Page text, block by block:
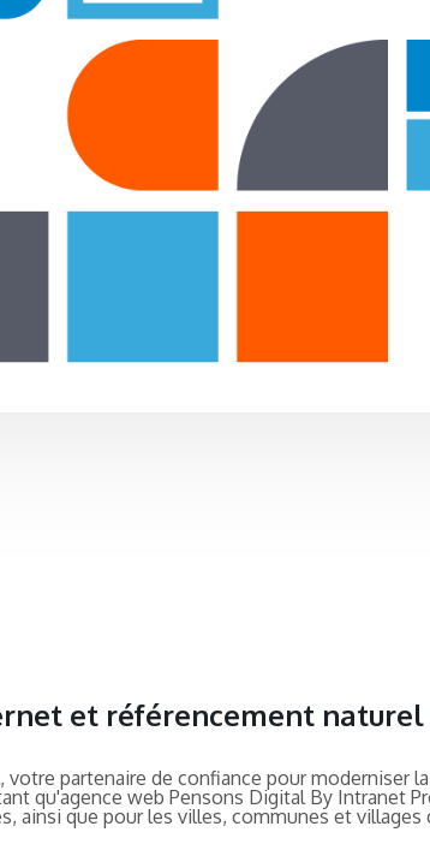
et référencement naturel
votre partenaire de confiance pour moderniser
qu'agence web Pensons Digital By Intranet
ainsi que pour les villes, communes et